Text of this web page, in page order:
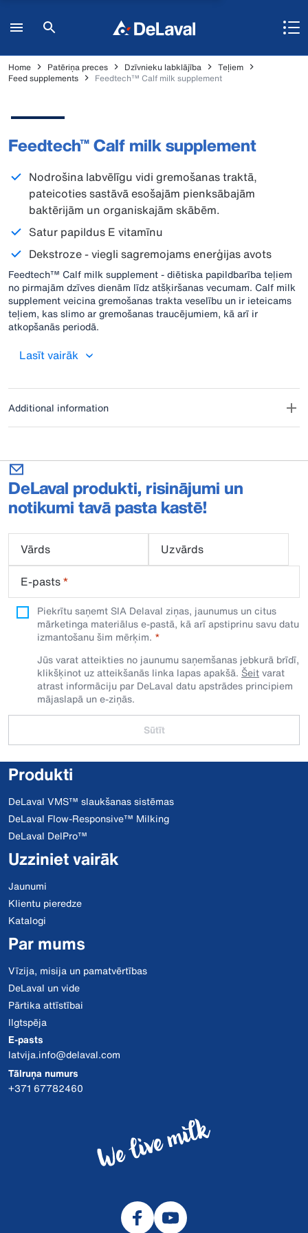
Home Patēriņa preces Dzīvnieku labklājība
Teļiem
Feed supplements
Feedtech™ Calf milk supplement
Feedtech™ Calf milk supplement
Nodrošina labvēlīgu vidi gremošanas traktā,
pateicoties sastāvā esošajām pienksābajām
baktērijām un organiskajām skābēm.
Satur papildus E vitamīnu
Dekstroze - viegli sagremojams enerģijas avots
Feedtech™ Calf milk supplement - diētiska papildbarība teļiem
no pirmajām dzīves dienām līdz atšķiršanas vecumam. Calf milk
supplement veicina gremošanas trakta veselību un ir ieteicams
teļiem, kas slimo ar gremošanas traucējumiem, kā arī ir
atkopšanās periodā.
Lasīt vairāk
Additional information
DeLaval produkti, risinājumi un
notikumi tavā pasta kastē!
Vārds
Uzvārds
E-pasts*
Piekrītu saņemt SIA Delaval ziņas, jaunumus un citus
mārketinga materiālus e-pastā, kā arī apstiprinu savu datu
izmantošanu šim mērķim.
Jūs varat atteikties no jaunumu saņemšanas jebkurā brīdī,
klikšķinot uz atteikšanās linka lapas apakšā. Šeitvarat
atrast informāciju par DeLaval datu apstrādes principiem
mājaslapā un e-ziņās.
Sūtīt
Produkti
DeLaval VMS™ slaukšanas sistēmas
DeLaval Flow-Responsive™ Milking
DeLaval DelPro™
Uzziniet vairāk
Jaunumi
Klientu pieredze
Katalogi
Par mums
Vīzija, misija un pamatvērtības
DeLaval un vide
Pārtika attīstībai
Ilgtspēja
E-pasts
latvija.info@delaval.com
Tālruņa numurs
+371 67782460